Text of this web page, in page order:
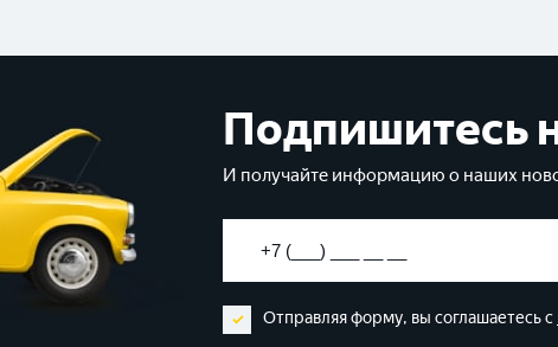
Подпишитесь
И получайте информацию о наших
Отправляя форму, вы соглашаетесь с